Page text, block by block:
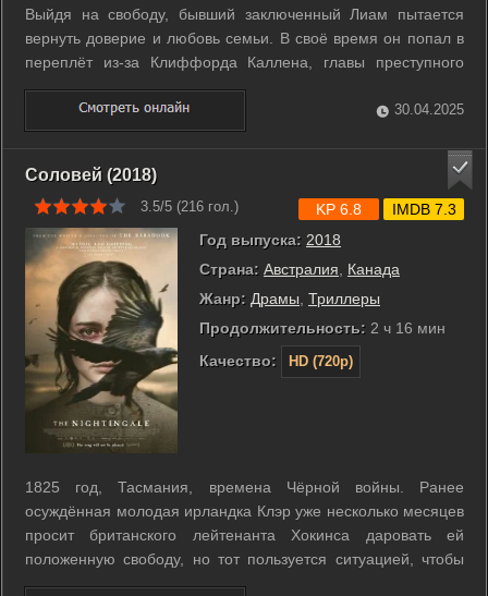
Выйдя на свободу, бывший заключенный Лиам пытается
вернуть доверие и любовь семьи. В своё время он попал в
переплёт из-за Клиффорда Каллена, главы преступного
синдиката, связанного с крупными политиками и
чиновниками. Пытаясь искупить свою вину, парень
оказывается в центре очередного ...
30.04.2025
Соловей (2018)
3.5/5 (216 гол.)
Год выпуска: 2018
Страна: Австралия
Канада
Жанр: Драмы Триллеры
Продолжительность: 2 ч 16 мин
Качество:
HD (720p)
KP 6.8 IMDB 7.3
1825 год, Тасмания, времена Чёрной войны. Ранее
осуждённая молодая ирландка Клэр уже несколько месяцев
просит британского лейтенанта Хокинса даровать ей
положенную свободу, но тот пользуется ситуацией, чтобы
удовлетворять свою похоть. Однажды муж Клэр идёт